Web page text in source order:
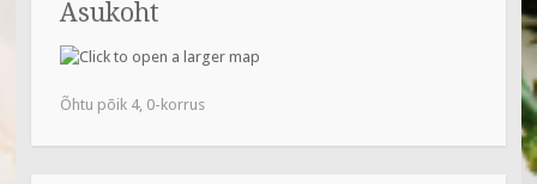
o
k
Asukoht
Õhtu põik 4, 0-korrus